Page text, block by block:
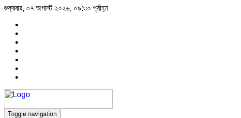
শুক্রবার, ০৭ অগাস্ট ২০২৬, ০৯:৩০ পূর্বাহ্ন
Toggle navigation